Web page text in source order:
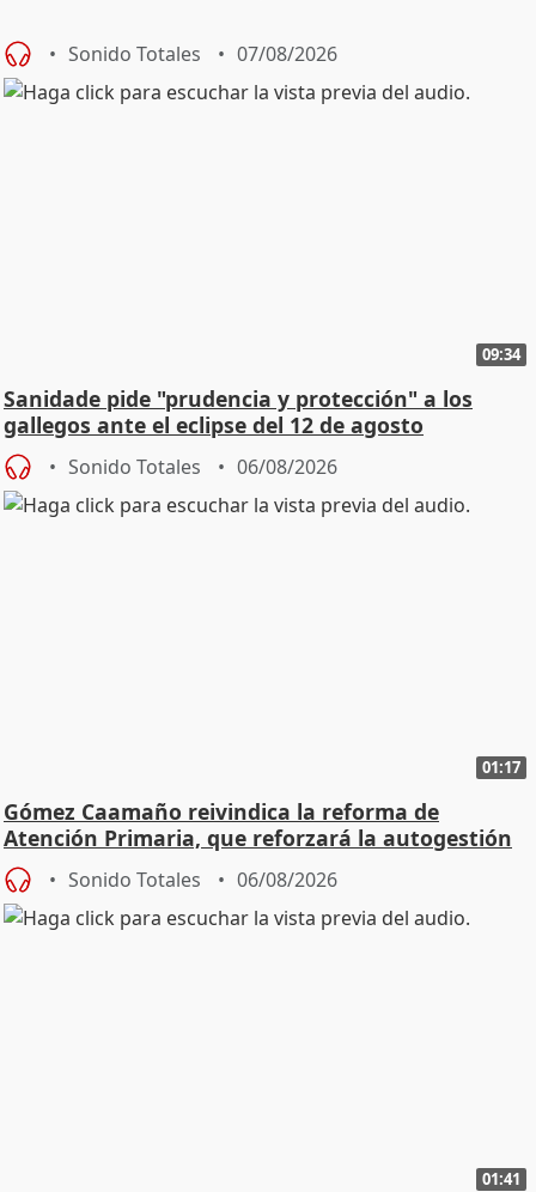
Sonido Totales 07/08/2026
09:34
Sanidade pide "prudencia y protección" a los
gallegos ante el eclipse del 12 de agosto
Sonido Totales 06/08/2026
01:17
Gómez Caamaño reivindica la reforma de
Atención Primaria, que reforzará la autogestión
Sonido Totales 06/08/2026
01:41